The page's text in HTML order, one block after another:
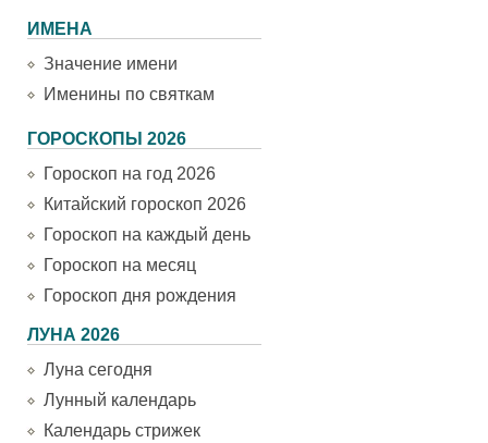
ИМЕНА
Значение имени
Именины по святкам
ГОРОСКОПЫ 2026
Гороскоп на год 2026
Китайский гороскоп 2026
Гороскоп на каждый день
Гороскоп на месяц
Гороскоп дня рождения
ЛУНА 2026
Луна сегодня
Лунный календарь
Календарь стрижек